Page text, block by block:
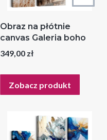
Obraz na płótnie
canvas Galeria boho
Cena
349,00 zł
Zobacz produkt